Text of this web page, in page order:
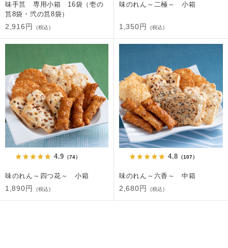
味手筥 専用小箱 16袋（壱の
筥8袋・弐の筥8袋）
2,916円 (税込)
味のれん～二極～ 小箱
1,350円 (税込)
4.9 （74）
味のれん～四つ花～ 小箱
1,890円 (税込)
4.8 （107）
味のれん～六香～ 中箱
2,680円 (税込)